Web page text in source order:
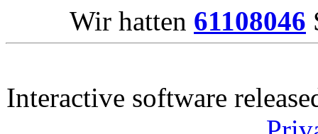
Wir hatten 61108046
Interactive software